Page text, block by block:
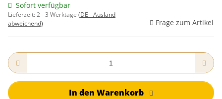
Sofort verfügbar
Lieferzeit:2 - 3 Werktage (DE - Ausland
abweichend)
Frage zum Artikel
In den Warenkorb